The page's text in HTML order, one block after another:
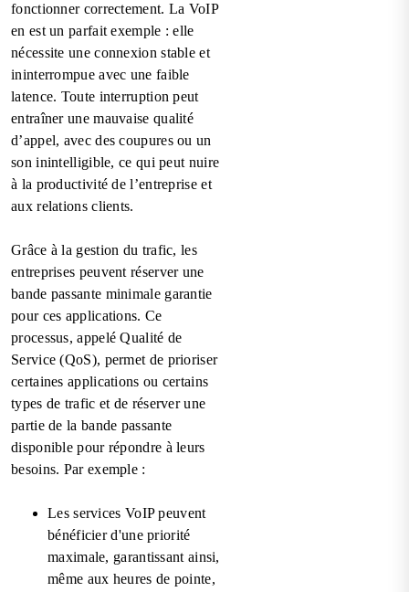
fonctionner correctement. La VoIP
en est un parfait exemple : elle
nécessite une connexion stable et
ininterrompue avec une faible
latence. Toute interruption peut
entraîner une mauvaise qualité
d’appel, avec des coupures ou un
son inintelligible, ce qui peut nuire
à la productivité de l’entreprise et
aux relations clients.
Grâce à la gestion du trafic, les
entreprises peuvent réserver une
bande passante minimale garantie
pour ces applications. Ce
processus, appelé Qualité de
Service (QoS), permet de prioriser
certaines applications ou certains
types de trafic et de réserver une
partie de la bande passante
disponible pour répondre à leurs
besoins. Par exemple :
Les services VoIP peuvent
bénéficier d'une priorité
maximale, garantissant ainsi,
même aux heures de pointe,